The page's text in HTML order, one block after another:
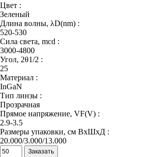
Цвет :
Зеленый
Длина волны, λD(nm) :
520-530
Сила света, mcd :
3000-4800
Угол, 2θ1/2 :
25
Материал :
InGaN
Тип линзы :
Прозрачная
Прямое напряжение, VF(V) :
2.9-3.5
Размеры упаковки, см ВхШхД :
20.000/3.000/13.000